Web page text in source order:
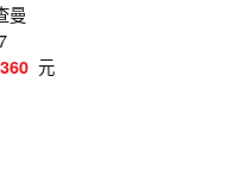
曼
360 元